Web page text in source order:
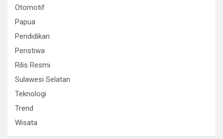
Otomotif
Papua
Pendidikan
Peristiwa
Rilis Resmi
Sulawesi Selatan
Teknologi
Trend
Wisata